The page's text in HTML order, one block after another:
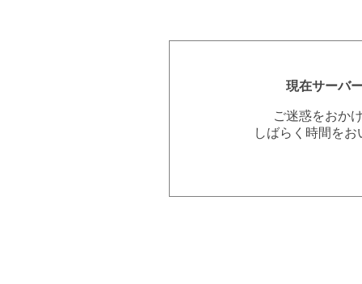
現在サーバ
ご迷惑をおか
しばらく時間を